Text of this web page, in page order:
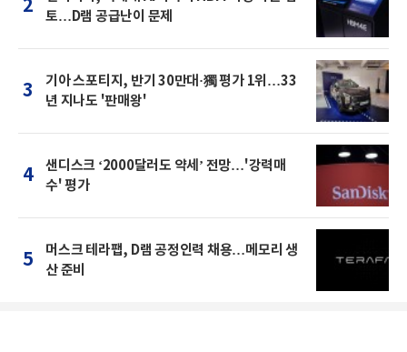
2
토…D램 공급난이 문제
3
기아 스포티지, 반기 30만대·獨 평가 1위…33
년 지나도 '판매왕'
4
샌디스크 ‘2000달러도 약세’ 전망…'강력매
수' 평가
5
머스크 테라팹, D램 공정인력 채용…메모리 생
산 준비